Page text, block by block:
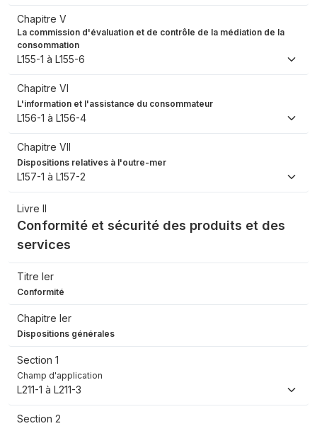
Chapitre V
La commission d'évaluation et de contrôle de la médiation de la
consommation
L155-1 à L155-6
Chapitre VI
L'information et l'assistance du consommateur
L156-1 à L156-4
Chapitre VII
Dispositions relatives à l'outre-mer
L157-1 à L157-2
Livre II
Conformité et sécurité des produits et des
services
Titre Ier
Conformité
Chapitre Ier
Dispositions générales
Section 1
Champ d'application
L211-1 à L211-3
Section 2